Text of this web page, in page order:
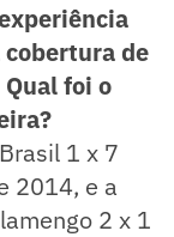
de
foi o
1 x 7
2014, e a
2 x 1